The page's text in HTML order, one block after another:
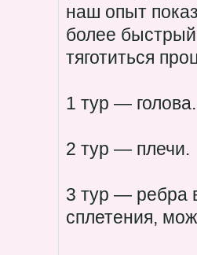
наш опыт
более
тяготиться
1 тур — голова.
2 тур — плечи.
3 тур — ребра
сплетения,